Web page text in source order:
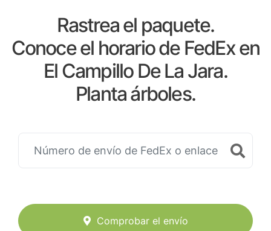
Rastrea el paquete.
Conoce el horario de FedEx en
El Campillo De La Jara.
Planta árboles.
Comprobar el envío